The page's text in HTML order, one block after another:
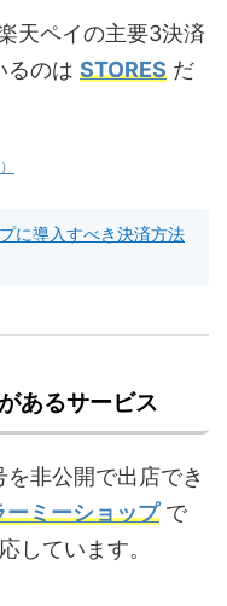
天ペイの主要3決済
るのは STORES だ
に導入すべき決済方法
あるサービス
非公開で出店でき
ーミーショップで
しています。